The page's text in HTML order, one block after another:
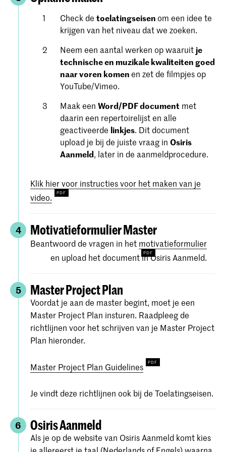
Check detoelatingseisenom een ​​idee te
krijgen van het niveau dat we zoeken.
Neem een aantal werken op waaruit je
technische en muzikale kwaliteiten goed
naar voren komenen zet de filmpjes op
YouTube/Vimeo.
Maak eenWord/PDF document met
daarin een repertoirelijst en alle
geactiveerde linkjes. Dit document
upload je bij de juiste vraag inOsiris
Aanmeld, later in de aanmeldprocedure.
Klik hier voor instructies voor het maken van je
video.
4 Motivatieformulier Master
Beantwoord de vragen in het motivatieformulier
en upload het document in Osiris Aanmeld.
5 Master Project Plan
Voordat je aan de master begint, moet je een
Master Project Plan insturen. Raadpleeg de
richtlijnen voor het schrijven van je Master Project
Plan hieronder.
Master Project Plan Guidelines
Je vindt deze richtlijnen ook bij de Toelatingseisen.
6 Osiris Aanmeld
Als je op de website van Osiris Aanmeld komt kies